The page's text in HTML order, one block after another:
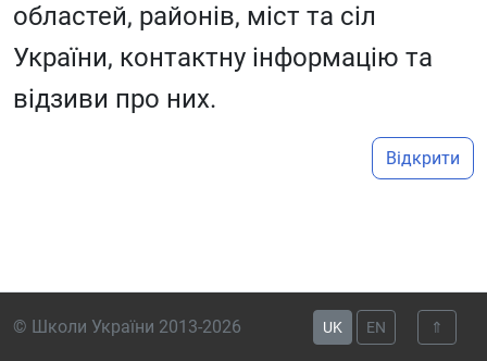
областей, районів, міст та сіл
України, контактну інформацію та
відзиви про них.
Відкрити
© Школи України 2013-2026 UK EN ⇑